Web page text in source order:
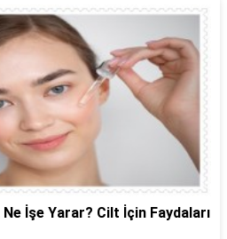
İşe Yarar? Cilt İçin Faydaları